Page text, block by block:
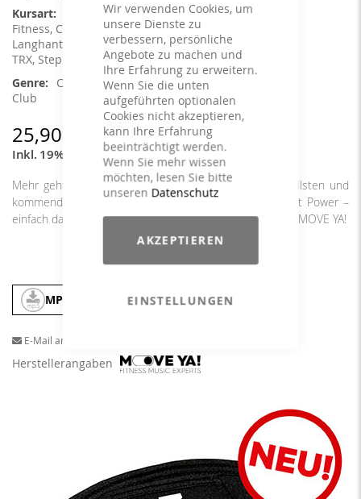
Wir verwenden Cookies, um
unsere Dienste zu
verbessern, persönliche
Angebote zu machen und
Ihre Erfahrung zu erweitern.
Wenn Sie die unten
aufgeführten optionalen
Cookies nicht akzeptieren,
kann Ihre Erfahrung
beeinträchtigt werden.
Wenn Sie mehr wissen
möchten, lesen Sie bitte
unseren Datenschutz
AKZEPTIEREN
EINSTELLUNGEN
Aerobic / Cardiotraining, Aqua
Fitness, Core Training, Dance, Jumping,
Langhantel, Running / Walking, Sling Training /
TRX, Step Aerobic, Toning / Fatburner / BBP
Charts Hits / Pop, Dance / Electronic /
Club
25,90 €
Inkl. 19% MwSt.,exkl.Versandkosten
Mehr geht nicht! Größtmögliche Chartdichte! Die aktuellsten und
kommenden Hits in einem fulminanten Mix. Volle Chart Power –
einfach das Beste, was der Markt zu bieten hat - nur bei MOVE YA!
MP3 In den Warenkorb
E-Mail an einen Freund
Herstellerangaben